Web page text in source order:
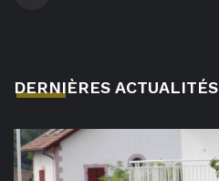
DERNIÈRES ACTUALITÉS